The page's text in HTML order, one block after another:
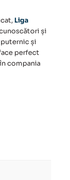
Liga
și
și
perfect
compania